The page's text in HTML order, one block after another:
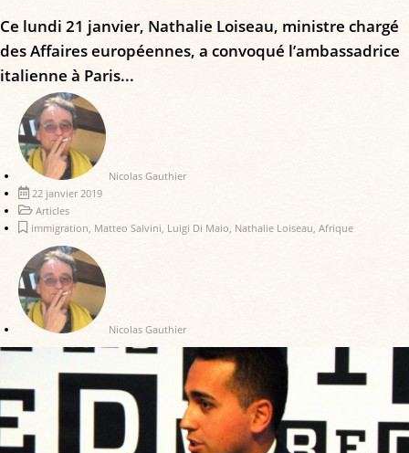
Ce lundi 21 janvier, Nathalie Loiseau, ministre chargé
des Affaires européennes, a convoqué l’ambassadrice
italienne à Paris...
Nicolas Gauthier
22 janvier 2019
Articles
immigration Matteo Salvini Luigi Di Maio Nathalie Loiseau Afrique
Nicolas Gauthier